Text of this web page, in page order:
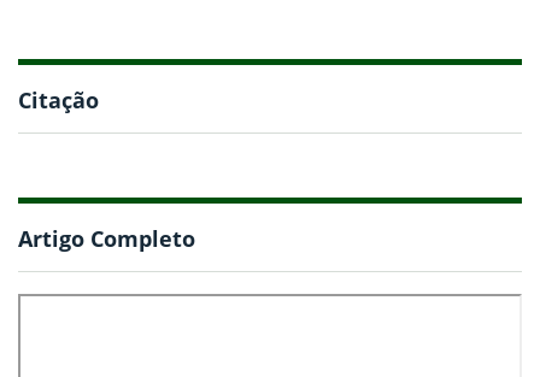
Citação
Artigo Completo